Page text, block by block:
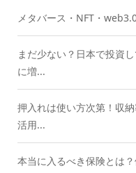
メタバース・NFT・
まだ少ない？日本で投資
に増...
押入れは使い方次第！収
活用...
本当に入るべき保険とは